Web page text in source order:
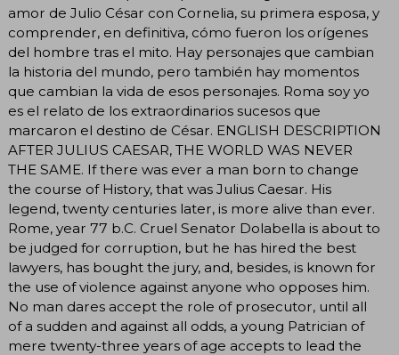
amor de Julio César con Cornelia, su primera esposa, y
comprender, en definitiva, cómo fueron los orígenes
del hombre tras el mito. Hay personajes que cambian
la historia del mundo, pero también hay momentos
que cambian la vida de esos personajes. Roma soy yo
es el relato de los extraordinarios sucesos que
marcaron el destino de César. ENGLISH DESCRIPTION
AFTER JULIUS CAESAR, THE WORLD WAS NEVER
THE SAME. If there was ever a man born to change
the course of History, that was Julius Caesar. His
legend, twenty centuries later, is more alive than ever.
Rome, year 77 b.C. Cruel Senator Dolabella is about to
be judged for corruption, but he has hired the best
lawyers, has bought the jury, and, besides, is known for
the use of violence against anyone who opposes him.
No man dares accept the role of prosecutor, until all
of a sudden and against all odds, a young Patrician of
mere twenty-three years of age accepts to lead the